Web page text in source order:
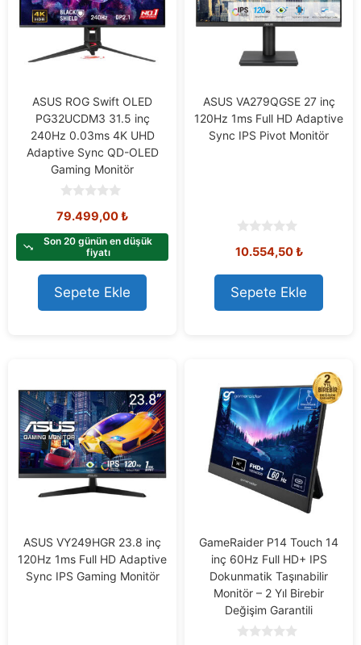
ASUS ROG Swift OLED
PG32UCDM3 31.5 inç
240Hz 0.03ms 4K UHD
Adaptive Sync QD-OLED
Gaming Monitör
o
t
f
5
79.499,00₺
Son 20 günün en düşük
fiyatı
Sepete Ekle
ASUS VA279QGSE 27 inç
120Hz 1ms Full HD Adaptive
Sync IPS Pivot Monitör
o
t
o
f
5
10.554,50₺
Sepete Ekle
ASUS VY249HGR 23.8 inç
120Hz 1ms Full HD Adaptive
Sync IPS Gaming Monitör
GameRaider P14 Touch 14
inç 60Hz Full HD+ IPS
Dokunmatik Taşınabilir
Monitör – 2 Yıl Birebir
Değişim Garantili